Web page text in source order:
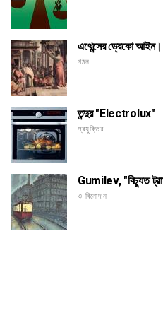
এথেন্সের ড্রেকো আইন।
গঠন
তন্দুর "Electrolux"
প্রযুক্তির
Gumilev, "বিচ্যুত
ও বিনোদন